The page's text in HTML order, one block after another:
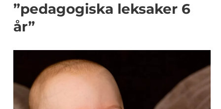
”pedagogiska leksaker 6
år”